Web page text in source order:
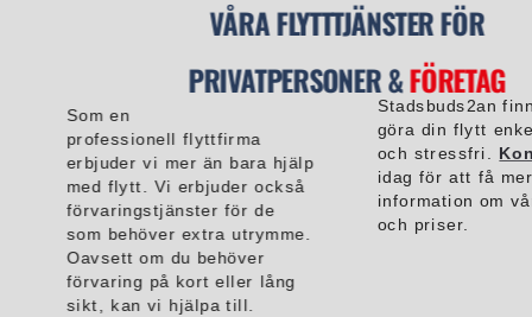
VÅRA FLYTTTJÄNSTER FÖR
PRIVATPERSONER &FÖRETAG
Som en
professionell flyttfirma
erbjuder vi mer än bara hjälp
med flytt. Vi erbjuder också
förvaringstjänster för de
som behöver extra utrymme.
Oavsett om du behöver
förvaring på kort eller lång
sikt, kan vi hjälpa till.
Stadsbuds2an
göra din flytt
och stressfri.
idag för att få mer
information om
och priser.